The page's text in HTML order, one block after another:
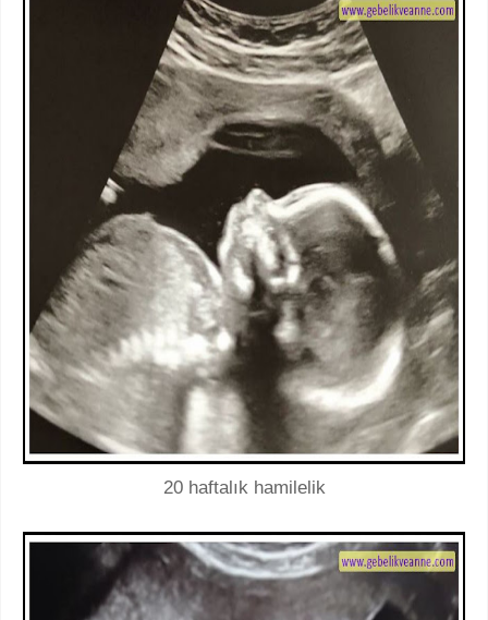
20 haftalık hamilelik